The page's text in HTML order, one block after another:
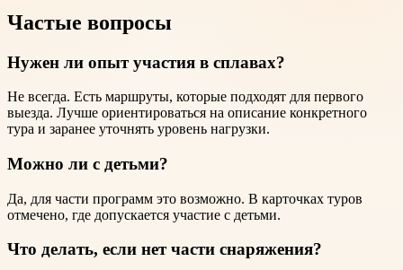
Частые вопросы
Нужен ли опыт участия в сплавах?
Не всегда. Есть маршруты, которые подходят для первого
выезда. Лучше ориентироваться на описание конкретного
тура и заранее уточнять уровень нагрузки.
Можно ли с детьми?
Да, для части программ это возможно. В карточках туров
отмечено, где допускается участие с детьми.
Что делать, если нет части снаряжения?